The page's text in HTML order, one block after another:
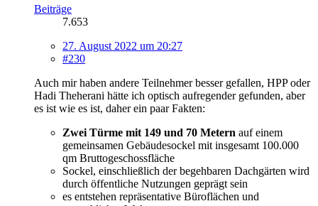
Beiträge
7.653
27. August 2022 um 20:27
#230
Auch mir haben andere Teilnehmer besser gefallen, HPP oder
Hadi Theherani hätte ich optisch aufregender gefunden, aber
es ist wie es ist, daher ein paar Fakten:
Zwei Türme mit 149 und 70 Metern auf einem
gemeinsamen Gebäudesockel mit insgesamt 100.000
qm Bruttogeschossfläche
Sockel, einschließlich der begehbaren Dachgärten wird
durch öffentliche Nutzungen geprägt sein
es entstehen repräsentative Büroflächen und